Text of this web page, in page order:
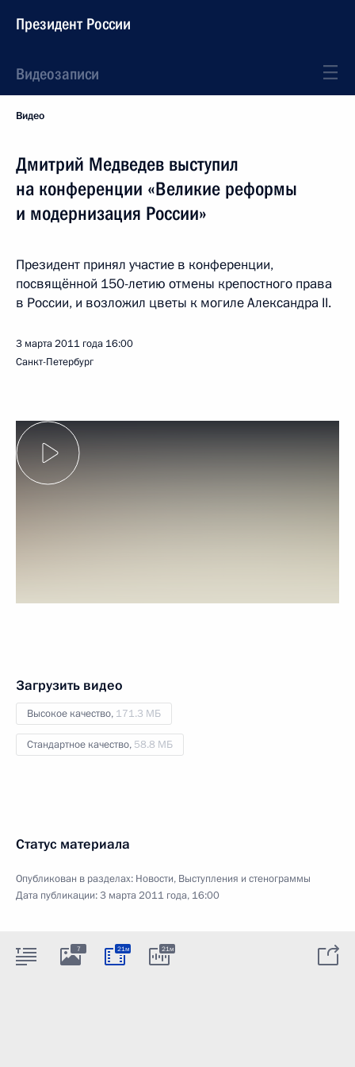
Президент России
Видеозаписи
Видео
Дмитрий Медведев выступил
на конференции «Великие реформы
и модернизация России»
Президент принял участие в конференции,
посвящённой 150-летию отмены крепостного права
в России, и возложил цветы к могиле Александра II.
3 марта 2011 года 16:00
Санкт-Петербург
Загрузить видео
Высокое качество, 171.3 МБ
Стандартное качество, 58.8 МБ
Статус материала
Опубликован в разделах: Новости, Выступления и стенограммы
Дата публикации:3 марта 2011 года, 16:00
7 21м 21м